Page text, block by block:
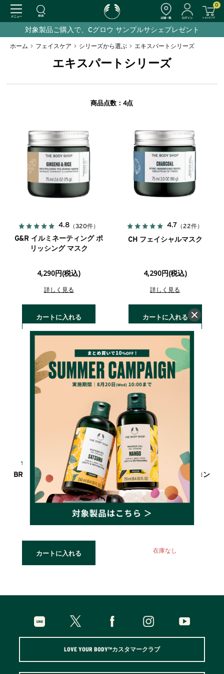
0
対象製品ご購入で、Cグロウ サンプルサシェプレゼント
ホーム > フェイスケア > シリーズから選ぶ > エキスパートシリーズ
エキスパートシリーズ
商品点数：4点
4.8 （320件）
G&R イルミネーティング ポ
リッシング マスク
4,290円(税込)
詳しく見る
カートに入れる
4.7 （22件）
CH フェイシャルマスク
4,290円(税込)
詳しく見る
カートに入れる
4.5（86件）
BR フレッシュ ファーミング
マスク
4,290円(税込)
詳しく見る
カートに入れる
（65件）
AM&OAT インスタント コン
フォーティング マスク
4,290円(税込)
詳しく見る
在庫なし
LOVE YOUR BODY™カスタマークラブ